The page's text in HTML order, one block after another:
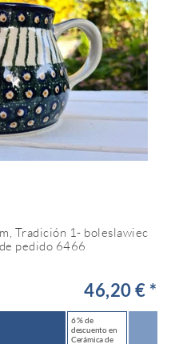
Tradición 1- boleslawiec
pedido 6466
46,20 € *
6 % de
descuento en
Cerámica de